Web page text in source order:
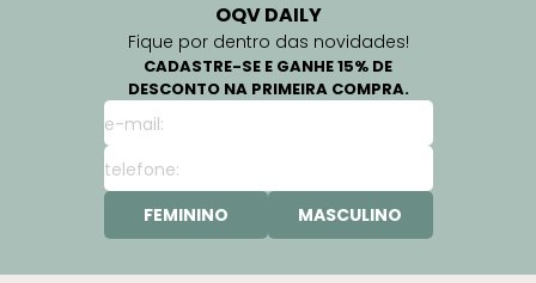
OQV DAILY
Fique por dentro das novidades!
CADASTRE-SE E GANHE 15% DE
DESCONTO NA PRIMEIRA COMPRA.
FEMININO MASCULINO